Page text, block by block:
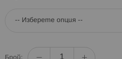
Брой: